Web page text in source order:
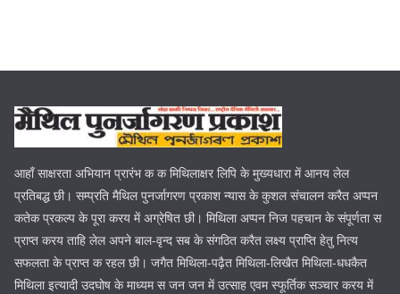
आहाँ साक्षरता अभियान प्रारंभ क क मिथिलाक्षर लिपि के मुख्यधारा में आनय लेल
प्रतिबद्ध छी। सम्प्रति मैथिल पुनर्जागरण प्रकाश न्यास के कुशल संचालन करैत अप्पन
कतेक प्रकल्प के पूरा करय में अग्रेषित छी। मिथिला अप्पन निज पहचान के संपूर्णता स
प्राप्त करय ताहि लेल अपने बाल-वृन्द सब के संगठित करैत लक्ष्य प्राप्ति हेतु नित्य
सफलता के प्राप्त क रहल छी। जगैत मिथिला-पढ़ैत मिथिला-लिखैत मिथिला-धधकैत
मिथिला इत्यादी उदघोष के माध्यम स जन जन में उत्साह एवम स्फूर्तिक सञ्चार करय में